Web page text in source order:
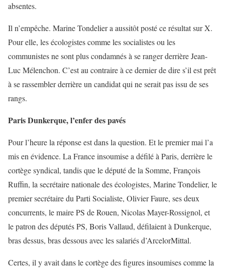
absentes.
Il n’empêche. Marine Tondelier a aussitôt posté ce résultat sur X.
Pour elle, les écologistes comme les socialistes ou les
communistes ne sont plus condamnés à se ranger derrière Jean-
Luc Mélenchon. C’est au contraire à ce dernier de dire s’il est prêt
à se rassembler derrière un candidat qui ne serait pas issu de ses
rangs.
Paris Dunkerque, l’enfer des pavés
Pour l’heure la réponse est dans la question. Et le premier mai l’a
mis en évidence. La France insoumise a défilé à Paris, derrière le
cortège syndical, tandis que le député de la Somme, François
Ruffin, la secrétaire nationale des écologistes, Marine Tondelier, le
premier secrétaire du Parti Socialiste, Olivier Faure, ses deux
concurrents, le maire PS de Rouen, Nicolas Mayer-Rossignol, et
le patron des députés PS, Boris Vallaud, défilaient à Dunkerque,
bras dessus, bras dessous avec les salariés d’ArcelorMittal.
Certes, il y avait dans le cortège des figures insoumises comme la